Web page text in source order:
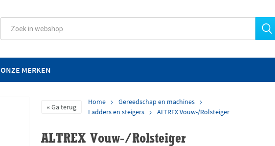
ONZE MERKEN
Ga terug
Home
Gereedschap en machines
Ladders en steigers
ALTREX Vouw-/Rolsteiger
ALTREX Vouw-/Rolsteiger